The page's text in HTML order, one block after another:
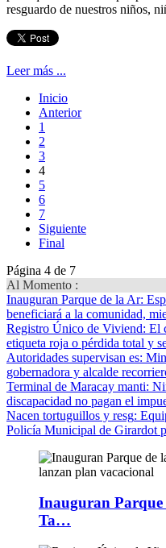
resguardo de nuestros niños,
Leer más ...
Inicio
Anterior
1
2
3
4
5
6
7
Siguiente
Final
Página 4 de 7
Al Momento :
Inauguran Parque de la Ar:
beneficiará a la comunidad,
Registro Único de Viviend: El
etiqueta roja o pérdida total y
Autoridades supervisan es:
gobernadora y alcalde
Terminal de Maracay manti:
discapacidad no pagan el
Nacen tortuguillos y resg:
Policía Municipal de Girardot
Inauguran Parque
Ta…